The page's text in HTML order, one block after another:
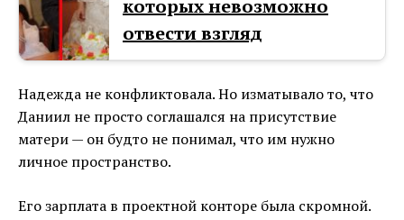
которых невозможно
отвести взгляд
Надежда не конфликтовала. Но изматывало то, что
Даниил не просто соглашался на присутствие
матери — он будто не понимал, что им нужно
личное пространство.
Его зарплата в проектной конторе была скромной.